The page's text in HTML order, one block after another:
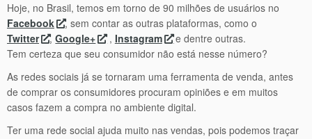
Hoje, no Brasil, temos em torno de 90 milhões de usuários no
Facebook
, sem contar as outras plataformas, como o
Twitter
,Google+ , Instagram
e dentre outras.
Tem certeza que seu consumidor não está nesse número?
As redes sociais já se tornaram uma ferramenta de venda, antes
de comprar os consumidores procuram opiniões e em muitos
casos fazem a compra no ambiente digital.
Ter uma rede social ajuda muito nas vendas, pois podemos traçar